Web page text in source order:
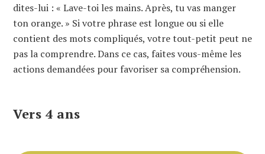
dites-lui : « Lave-toi les mains. Après, tu vas manger
ton orange. » Si votre phrase est longue ou si elle
contient des mots compliqués, votre tout-petit peut ne
pas la comprendre. Dans ce cas, faites vous-même les
actions demandées pour favoriser sa compréhension.
Vers 4 ans